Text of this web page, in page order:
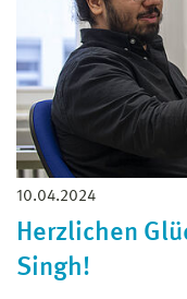
10.04.2024
Herzlichen
Singh!